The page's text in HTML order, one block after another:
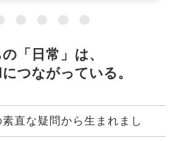
「日常」は、
つながっている。
直な疑問から生まれまし